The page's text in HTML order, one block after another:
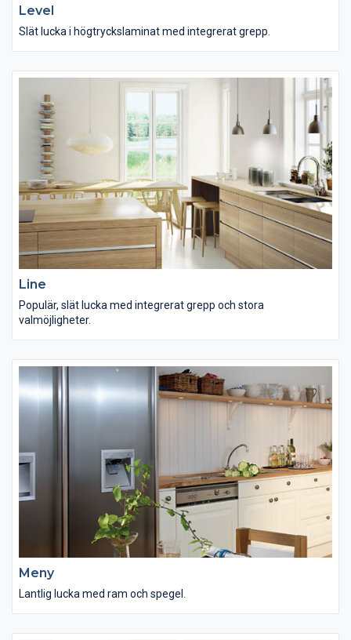
Level
Slät lucka i högtryckslaminat med integrerat grepp.
Line
Populär, slät lucka med integrerat grepp och stora
valmöjligheter.
Meny
Lantlig lucka med ram och spegel.